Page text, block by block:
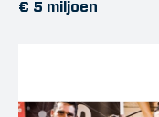
€ 5 miljoen